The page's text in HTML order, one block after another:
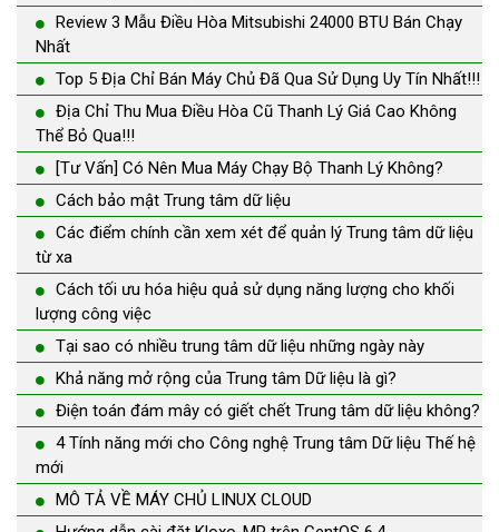
Review 3 Mẫu Điều Hòa Mitsubishi 24000 BTU Bán Chạy
Nhất
Top 5 Địa Chỉ Bán Máy Chủ Đã Qua Sử Dụng Uy Tín Nhất!!!
Địa Chỉ Thu Mua Điều Hòa Cũ Thanh Lý Giá Cao Không
Thể Bỏ Qua!!!
[Tư Vấn] Có Nên Mua Máy Chạy Bộ Thanh Lý Không?
Cách bảo mật Trung tâm dữ liệu
Các điểm chính cần xem xét để quản lý Trung tâm dữ liệu
từ xa
Cách tối ưu hóa hiệu quả sử dụng năng lượng cho khối
lượng công việc
Tại sao có nhiều trung tâm dữ liệu những ngày này
Khả năng mở rộng của Trung tâm Dữ liệu là gì?
Điện toán đám mây có giết chết Trung tâm dữ liệu không?
4 Tính năng mới cho Công nghệ Trung tâm Dữ liệu Thế hệ
mới
MÔ TẢ VỀ MÁY CHỦ LINUX CLOUD